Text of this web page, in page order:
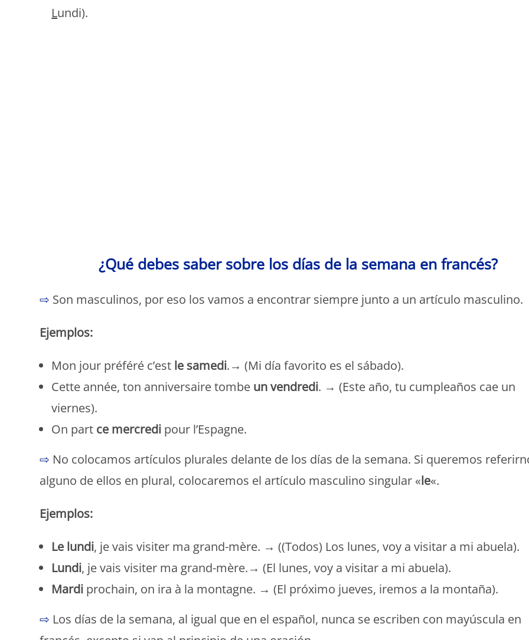
Lundi).
¿Qué debes saber sobre los días de la semana en francés?
⇨ Son masculinos, por eso los vamos a encontrar siempre junto a un artículo masculino.
Ejemplos:
Mon jour préféré c’est le samedi.→ (Mi día favorito es el sábado).
Cette année, ton anniversaire tombe un vendredi. → (Este año, tu cumpleaños cae un
viernes).
On part ce mercredi pour l’Espagne.
⇨ No colocamos artículos plurales delante de los días de la semana. Si queremos
alguno de ellos en plural, colocaremos el artículo masculino singular «le«.
Ejemplos:
Le lundi, je vais visiter ma grand-mère. → ((Todos) Los lunes, voy a visitar a mi abuela).
Lundi, je vais visiter ma grand-mère.→ (El lunes, voy a visitar a mi abuela).
Mardi prochain, on ira à la montagne. → (El próximo jueves, iremos a la montaña).
⇨ Los días de la semana, al igual que en el español, nunca se escriben con mayúscula en